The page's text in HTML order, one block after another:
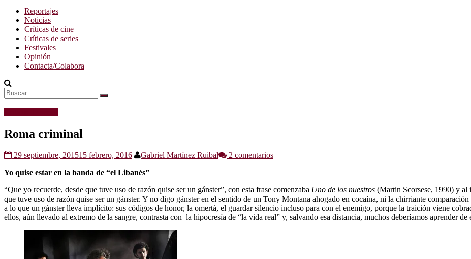
Reportajes
Noticias
Críticas de cine
Críticas de series
Festivales
Opinión
Contacta/Colabora
Roma criminal
29 septiembre, 201515 febrero, 2016 Gabriel Martínez Ruibal
2 comentarios
Yo quise estar en la banda de “el Libanés”
“Que yo recuerde, desde que tuve uso de razón quise ser un gánster”, con esta frase comenzaba Uno de los nuestros (Martin Scorsese, 1990) y
que tuve uso de razón quise ser un gánster. Y no digo gánster en el sentido de un Tony Montana ahogado en cocaína, ni la chirriante
a lo que un gánster lleva implícito: sus códigos de honor, la omertá, el guardar silencio incluso para con el enemigo, porque la traición viene
ellos, aún llevado al extremo de la sangre, contrasta con la hipocresía de “la vida real” y, salvando esa distancia, muchos deberíamos aprender de